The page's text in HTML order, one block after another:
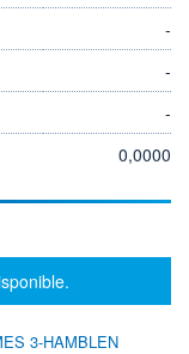
-
-
-
0,0000
3-HAMBLEN